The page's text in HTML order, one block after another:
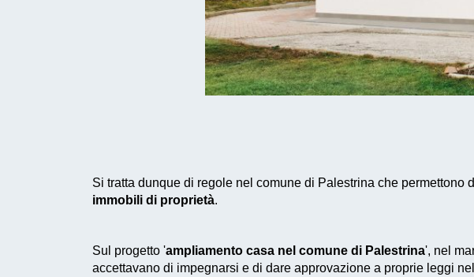
Si tratta dunque di regole nel comune di Palestrina che
immobili di proprietà.
Sul progetto 'ampliamento casa nel comune di Palestrina', nel
accettavano di impegnarsi e di dare approvazione a proprie leggi